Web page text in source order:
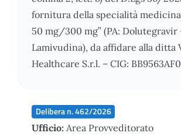
fornitura della specialità
50 mg/300 mg” (PA: Dolutegravir
Lamivudina), da affidare alla ditta
Healthcare S.r.l. – CIG:
Delibera n. 462/2026
Ufficio: Area Provveditorato